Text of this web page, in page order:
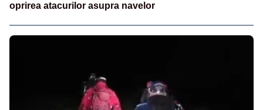
oprirea atacurilor asupra navelor